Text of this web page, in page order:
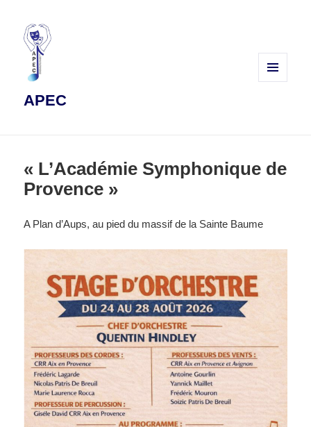
APEC
« L’Académie Symphonique de
Provence »
A Plan d’Aups, au pied du massif de la Sainte Baume